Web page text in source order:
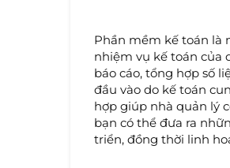
Phần mềm kế toán là
nhiệm vụ kế toán của
báo cáo, tổng hợp số
đầu vào do kế toán
hợp giúp nhà quản lý
bạn có thể đưa ra
triển, đồng thời linh